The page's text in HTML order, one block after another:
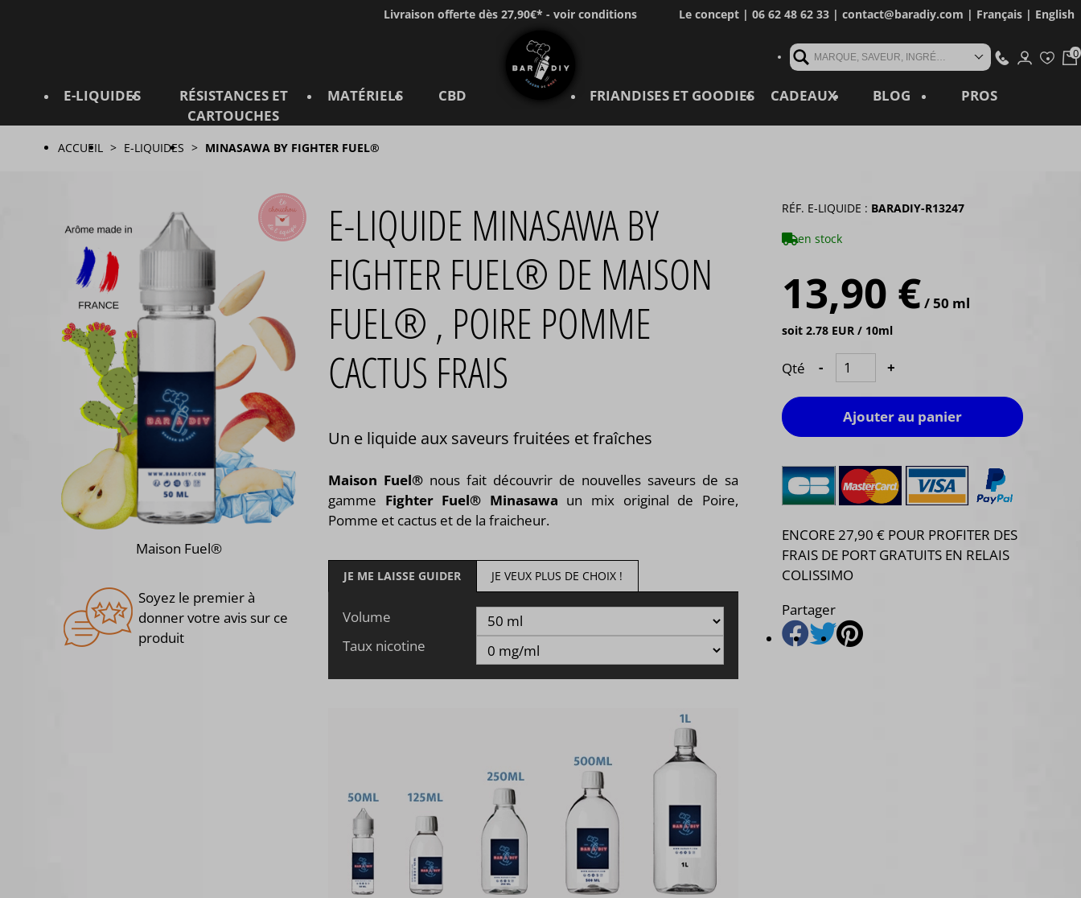
Livraison offerte dès 27,90€* - voir conditions Le concept| 06 62 48 62 33 | contact@baradiy.com | Français| English
MARQUE, SAVEUR, INGRÉDIENT, RÉFÉRENCE, MOT CLÉ...
E-LIQUIDES
RÉSISTANCES ET
CARTOUCHES
MATÉRIELS CBD FRIANDISES ET GOODIES CADEAUX BLOG PROS
ACCUEIL E-LIQUIDES MINASAWA BY FIGHTER FUEL®
E-LIQUIDE MINASAWA BY
FIGHTER FUEL® DE MAISON
FUEL® , POIRE POMME
CACTUS FRAIS
Un e liquide aux saveurs fruitées et fraîches
Maison Fuel® nous fait découvrir de nouvelles saveurs de sa
gamme Fighter Fuel® Minasawa un mix original de Poire,
Pomme et cactus et de la fraicheur.
JE ME LAISSE GUIDER JE VEUX PLUS DE CHOIX !
Volume
Taux nicotine
RÉF. E-LIQUIDE : BARADIY-R13247
en stock
13,90 €/ 50 ml
soit 2.78 EUR / 10ml
Qté - +
Ajouter au panier
ENCORE 27,90 € POUR PROFITER DES
FRAIS DE PORT GRATUITS EN RELAIS
COLISSIMO
Partager
Maison Fuel®
Soyez le premier à
donner votre avis sur ce
produit